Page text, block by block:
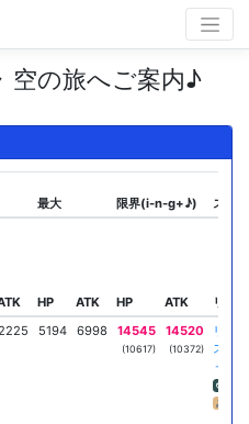
空の旅へご案内♪
最大 限界(i-n-g+♪) スキル
HP ATK HP ATK
リー
5194 6998 14545
(10617)
14520
(10372)
リラ
ステ
＋